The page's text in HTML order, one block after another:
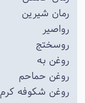
رمان شیرین
رواصیر
روسختج
روغن به
روغن حماحم
روغن شکوفه کرم